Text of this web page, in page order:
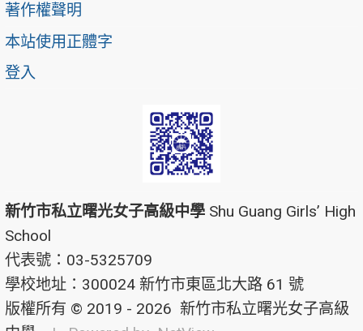
著作權聲明
本站使用正體字
登入
新竹市私立曙光女子高級中學 Shu Guang Girls’ High
School
代表號：03-5325709
學校地址：300024 新竹市東區北大路 61 號
版權所有 © 2019 - 2026 新竹市私立曙光女子高級